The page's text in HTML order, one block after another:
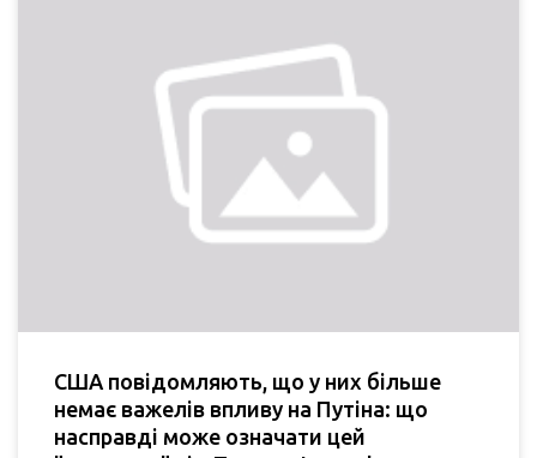
США повідомляють, що у них більше
немає важелів впливу на Путіна: що
насправді може означати цей